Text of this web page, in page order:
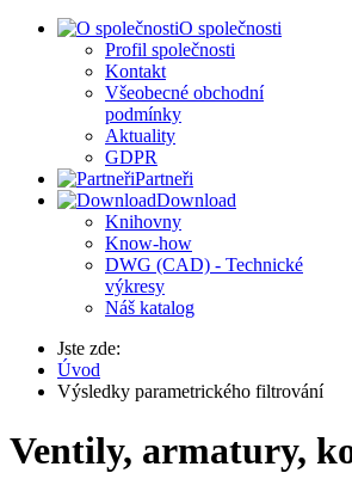
O společnosti
Profil společnosti
Kontakt
Všeobecné obchodní
podmínky
Aktuality
GDPR
Partneři
Download
Knihovny
Know-how
DWG (CAD) - Technické
výkresy
Náš katalog
Jste zde:
Úvod
Výsledky parametrického filtrování
Ventily, armatury,